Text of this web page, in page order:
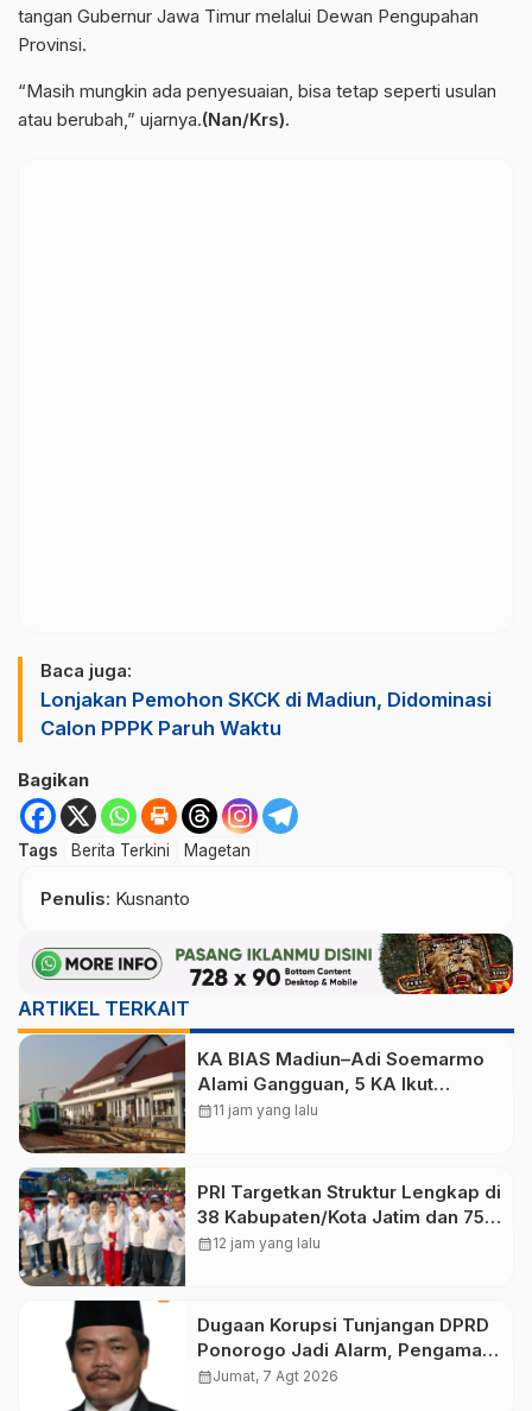
tangan Gubernur Jawa Timur melalui Dewan Pengupahan
Provinsi.
“Masih mungkin ada penyesuaian, bisa tetap seperti usulan
atau berubah,” ujarnya.(Nan/Krs).
Baca juga:
Lonjakan Pemohon SKCK di Madiun, Didominasi
Calon PPPK Paruh Waktu
Bagikan
Tags Berita Terkini Magetan
Penulis: Kusnanto
ARTIKEL TERKAIT
KA BIAS Madiun–Adi Soemarmo
Alami Gangguan, 5 KA Ikut
Terdampak
calendar_month11 jam yang lalu
PRI Targetkan Struktur Lengkap di
38 Kabupaten/Kota Jatim dan 75
Kursi DPR RI pada Pemilu 2029
calendar_month12 jam yang lalu
Dugaan Korupsi Tunjangan DPRD
Ponorogo Jadi Alarm, Pengamat
Minta Magetan Perkuat Tata
calendar_monthJumat, 7 Agt 2026